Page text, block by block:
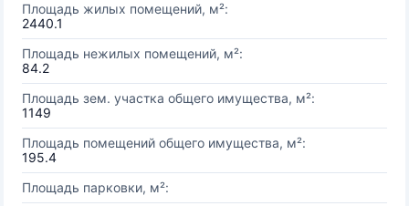
Площадь жилых помещений, м²:
2440.1
Площадь нежилых помещений, м²:
84.2
Площадь зем. участка общего имущества, м²:
1149
Площадь помещений общего имущества, м²:
195.4
Площадь парковки, м²: